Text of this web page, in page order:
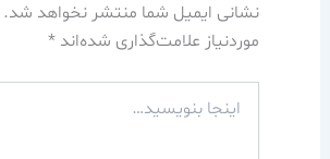
نشانی ایمیل شما منتشر نخواهد شد.
موردنیاز علامت‌گذاری شده‌اند *
بنویسید…